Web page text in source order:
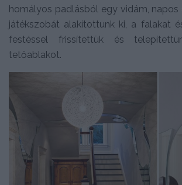
homályos padlásból egy vidám,
játékszobát alakítottunk ki, a falakat
festéssel frissítettük és
tetőablakot.